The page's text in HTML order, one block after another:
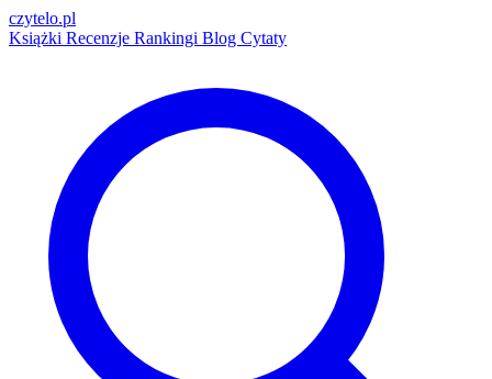
czytelo.pl
Książki Recenzje Rankingi Blog Cytaty